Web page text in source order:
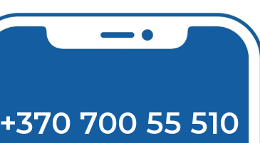
+370 700 55 510